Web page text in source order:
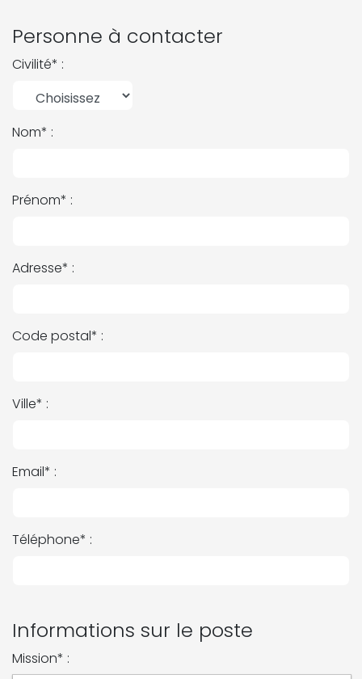
Personne à contacter
Civilité* :
Nom* :
Prénom* :
Adresse* :
Code postal* :
Ville* :
Email* :
Téléphone* :
Informations sur le poste
Mission* :